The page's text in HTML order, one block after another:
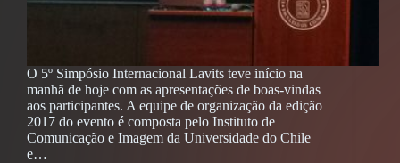
O 5º Simpósio Internacional Lavits teve início na
manhã de hoje com as apresentações de boas-vindas
aos participantes. A equipe de organização da edição
2017 do evento é composta pelo Instituto de
Comunicação e Imagem da Universidade do Chile
e…